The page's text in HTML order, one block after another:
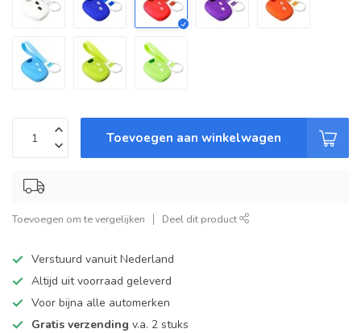
Toevoegen aan winkelwagen
Toevoegen om te vergelijken Deel dit product
Verstuurd vanuit Nederland
Altijd uit voorraad geleverd
Voor bijna alle automerken
Gratis verzending v.a. 2 stuks